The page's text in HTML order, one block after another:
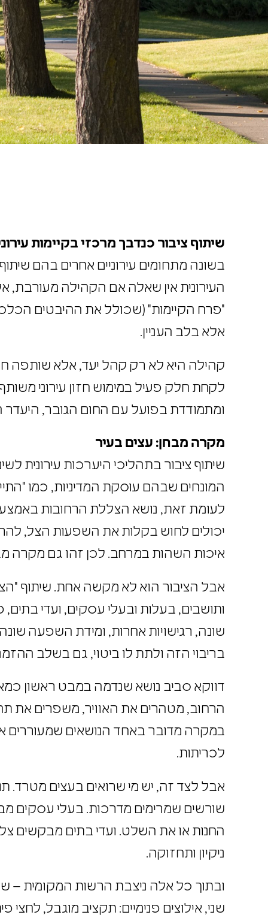
שיתוף ציבורכנדבך מרכזי בקיימות
בשונה מתחומים עירוניים אחרים בהם
העירונית אין שאלה אם הקהילה
"פרח הקיימות" (שכולל את ההיבטים
אלא בלב העניין.
קהילה היא לא רק קהל יעד, אלא שותפה
לקחת חלק פעיל במימושחזון עירוני
ומתמודדת בפועל עם החום הגובר,
מקרה מבחן: עצים בעיר
שיתוף ציבורבתהליכי היערכות עירונית
המונחים שבהם עוסקת המדיניות, כמו
לעומת זאת, נושא הצללת הרחובות
יכולים לחוש בקלות את השפעות הצל,
איכות השהות במרחב. לכן זהו גם
אבל הציבור הוא לא מקשה אחת. שיתוף
ותושבים, בעלות ובעלי עסקים, ועדי
שונה, רגישויות אחרות, ומידת השפעה
בריבוי הזה ולתת לו ביטוי, גם בשלב
דווקא סביב נושא שנדמה במבט ראשון
הרחוב, מטהרים את האוויר, משפרים את
במקרה מדובר באחד הנושאים
לכריתות.
אבל לצד זה, יש מי שרואים בעצים מטרד.
שורשים שמרימים מדרכות. בעלי
החנות או את השלט. ועדי בתים מבקשים
ניקיון ותחזוקה.
ובתוך כל אלה ניצבת הרשות המקומית
שני, אילוצים פנימיים: תקציב מוגבל,